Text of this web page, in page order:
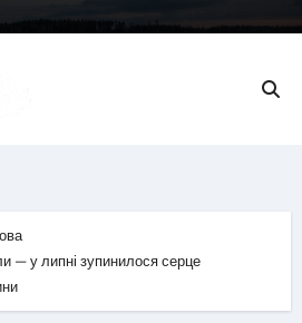
— у липні зупинилося серце